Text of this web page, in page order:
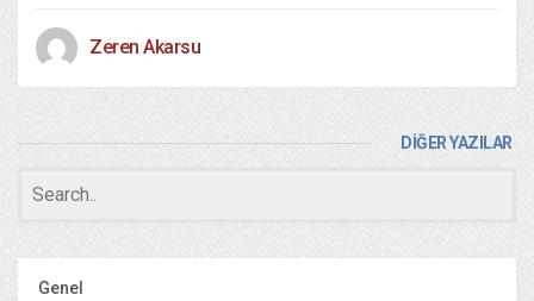
Zeren Akarsu
DİĞER YAZILAR
Genel